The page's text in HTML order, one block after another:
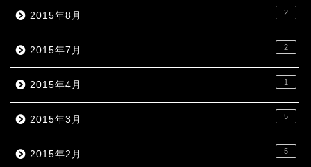
2015年8月 2
2015年7月 2
2015年4月 1
2015年3月 5
2015年2月 5